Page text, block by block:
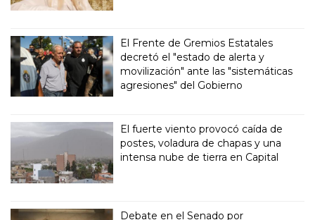
El Frente de Gremios Estatales
decretó el "estado de alerta y
movilización" ante las "sistemáticas
agresiones" del Gobierno
El fuerte viento provocó caída de
postes, voladura de chapas y una
intensa nube de tierra en Capital
Debate en el Senado por